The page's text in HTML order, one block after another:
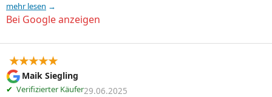
mehr lesen
Bei Google anzeigen
★★★★★
Maik Siegling
✔ Verifizierter Käufer29.06.2025